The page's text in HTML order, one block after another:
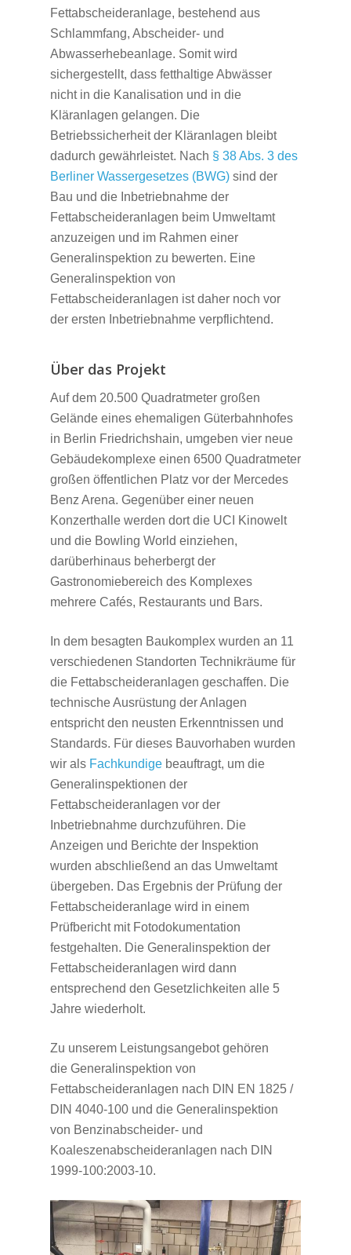
Fettabscheideranlage, bestehend aus
Schlammfang, Abscheider- und
Abwasserhebeanlage. Somit wird
sichergestellt, dass fetthaltige Abwässer
nicht in die Kanalisation und in die
Kläranlagen gelangen. Die
Betriebssicherheit der Kläranlagen bleibt
dadurch gewährleistet. Nach § 38 Abs. 3 des
Berliner Wassergesetzes (BWG) sind der
Bau und die Inbetriebnahme der
Fettabscheideranlagen beim Umweltamt
anzuzeigen und im Rahmen einer
Generalinspektion zu bewerten. Eine
Generalinspektion von
Fettabscheideranlagen ist daher noch vor
der ersten Inbetriebnahme verpflichtend.
Über das Projekt
Auf dem 20.500 Quadratmeter großen
Gelände eines ehemaligen Güterbahnhofes
in Berlin Friedrichshain, umgeben vier neue
Gebäudekomplexe einen 6500 Quadratmeter
großen öffentlichen Platz vor der Mercedes
Benz Arena. Gegenüber einer neuen
Konzerthalle werden dort die UCI Kinowelt
und die Bowling World einziehen,
darüberhinaus beherbergt der
Gastronomiebereich des Komplexes
mehrere Cafés, Restaurants und Bars.
In dem besagten Baukomplex wurden an 11
verschiedenen Standorten Technikräume für
die Fettabscheideranlagen geschaffen. Die
technische Ausrüstung der Anlagen
entspricht den neusten Erkenntnissen und
Standards. Für dieses Bauvorhaben wurden
wir als Fachkundige beauftragt, um die
Generalinspektionen der
Fettabscheideranlagen vor der
Inbetriebnahme durchzuführen. Die
Anzeigen und Berichte der Inspektion
wurden abschließend an das Umweltamt
übergeben. Das Ergebnis der Prüfung der
Fettabscheideranlage wird in einem
Prüfbericht mit Fotodokumentation
festgehalten. Die Generalinspektion der
Fettabscheideranlagen wird dann
entsprechend den Gesetzlichkeiten alle 5
Jahre wiederholt.
Zu unserem Leistungsangebot gehören
die Generalinspektion von
Fettabscheideranlagen nach DIN EN 1825 /
DIN 4040-100 und die Generalinspektion
von Benzinabscheider- und
Koaleszenabscheideranlagen nach DIN
1999-100:2003-10.